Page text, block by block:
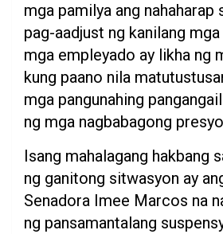
mga pamilya ang nahaharap
pag-aadjust ng kanilang
mga empleyado ay likha ng
kung paano nila
mga pangunahing
ng mga nagbabagong
Isang mahalagang hakbang
ng ganitong sitwasyon ay
Senadora Imee Marcos na
ng pansamantalang